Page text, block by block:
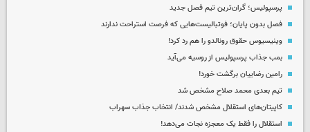
پرسپولیس؛ گران‌ترین تیم فصل جدید
فصل بدون پایان؛ فوتبالیست‌هایی که فرصت استراحت ندارند
وینیسیوس حقوق رونالدو را هم رد کرد!
بمب جذاب پرسپولیس از روسیه می‌آید
رامین رضاییان برگشت خورد!
تیم بعدی محمد صلاح مشخص شد
کاپیتان‌های استقلال مشخص شدند/ انتخاب جذاب سهراب
استقلال را فقط یک معجزه نجات می‌دهد!